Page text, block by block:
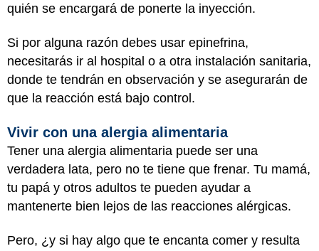
quién se encargará de ponerte la inyección.
Si por alguna razón debes usar epinefrina,
necesitarás ir al hospital o a otra instalación sanitaria,
donde te tendrán en observación y se asegurarán de
que la reacción está bajo control.
Vivir con una alergia alimentaria
Tener una alergia alimentaria puede ser una
verdadera lata, pero no te tiene que frenar. Tu mamá,
tu papá y otros adultos te pueden ayudar a
mantenerte bien lejos de las reacciones alérgicas.
Pero, ¿y si hay algo que te encanta comer y resulta